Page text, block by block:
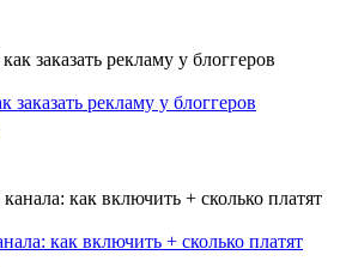
рекламу у блоггеров
как включить + сколько платят